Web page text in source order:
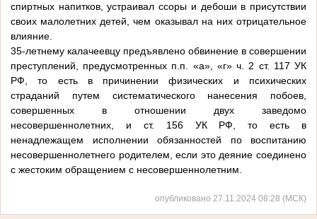
спиртных напитков, устраивал ссоры и дебоши в присутствии
своих малолетних детей, чем оказывал на них отрицательное
влияние.
35-летнему калачеевцу предъявлено обвинение в совершении
преступлений, предусмотренных п.п. «а», «г» ч. 2 ст. 117 УК
РФ, то есть в причинении физических и психических
страданий путем систематического нанесения побоев,
совершенных в отношении двух заведомо
несовершеннолетних, и ст. 156 УК РФ, то есть в
ненадлежащем исполнении обязанностей по воспитанию
несовершеннолетнего родителем, если это деяние соединено
с жестоким обращением с несовершеннолетним.
опубликовано 27.11.2024 08:28 (МСК)